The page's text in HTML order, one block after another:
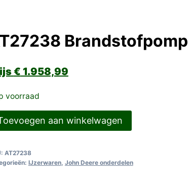
Brandstofpomp
€ 1.958,99
voorraad
aan winkelwagen
AT27238
IJzerwaren, John Deere onderdelen